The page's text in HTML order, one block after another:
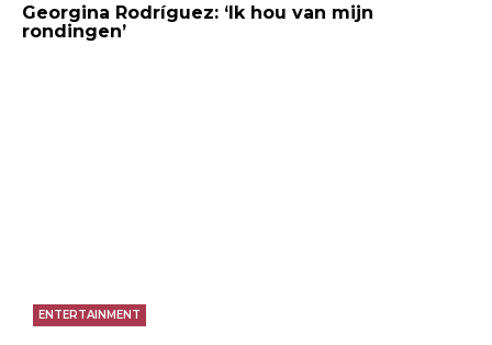
Georgina Rodríguez: ‘Ik hou van mijn
rondingen’
ENTERTAINMENT